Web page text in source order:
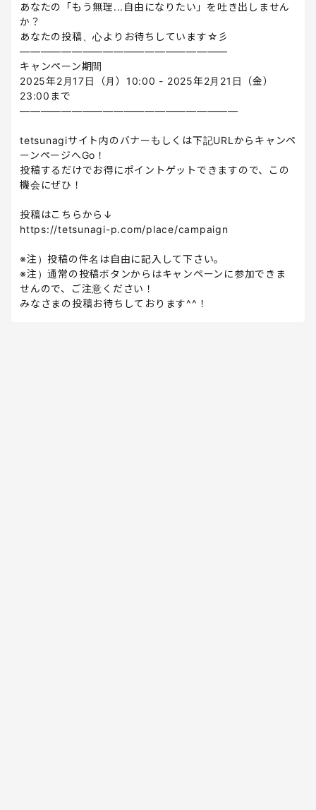
あなたの「もう無理...自由になりたい」を吐き出しません
か？
あなたの投稿、心よりお待ちしています☆彡
————————————————————
キャンペーン期間
2025年2月17日（月）10:00 - 2025年2月21日（金）
23:00まで
—————————————————————
tetsunagiサイト内のバナーもしくは下記URLからキャンペ
ーンページへGo！
投稿するだけでお得にポイントゲットできますので、この
機会にぜひ！
投稿はこちらから↓
https://tetsunagi-p.com/place/campaign
※注）投稿の件名は自由に記入して下さい。
※注）通常の投稿ボタンからはキャンペーンに参加できま
せんので、ご注意ください！
みなさまの投稿お待ちしております^^！